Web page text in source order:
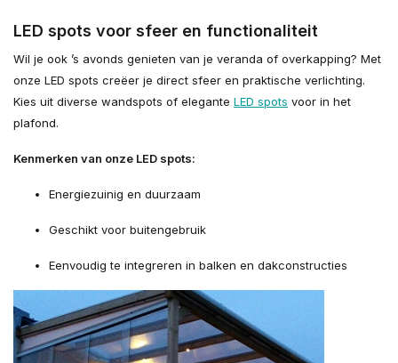
LED spots voor sfeer en functionaliteit
Wil je ook ’s avonds genieten van je veranda of overkapping? Met
onze LED spots creëer je direct sfeer en praktische verlichting.
Kies uit diverse wandspots of elegante LED spots voor in het
plafond.
Kenmerken van onze LED spots:
Energiezuinig en duurzaam
Geschikt voor buitengebruik
Eenvoudig te integreren in balken en dakconstructies